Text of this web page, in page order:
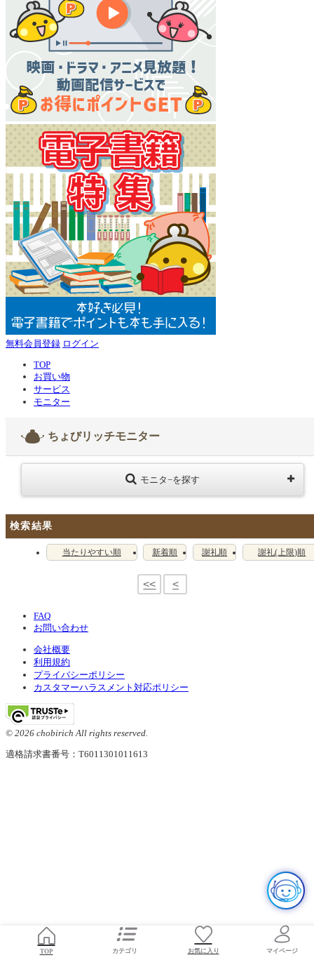
無料会員登録 ログイン
TOP
お買い物
サービス
モニター
ちょびリッチモニター
モニタ−を探す
検索結果
当たりやすい順 新着順 謝礼順 謝礼(上限)順
<< <
FAQ
お問い合わせ
会社概要
利用規約
プライバシーポリシー
カスタマーハラスメント対応ポリシー
© 2026 chobirich All rights reserved.
適格請求書番号：T6011301011613
TOP お気に入り